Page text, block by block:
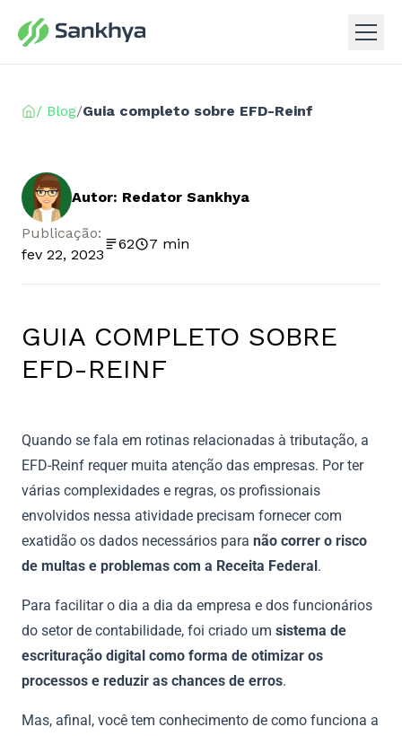
/ Blog/Guia completo sobre EFD-Reinf
Autor: Redator Sankhya
Publicação:
fev 22, 2023
62 7 min
GUIA COMPLETO SOBRE
EFD-REINF
Quando se fala em rotinas relacionadas à tributação, a
EFD-Reinf requer muita atenção das empresas. Por ter
várias complexidades e regras, os profissionais
envolvidos nessa atividade precisam fornecer com
exatidão os dados necessários para não correr o risco
de multas e problemas com a Receita Federal.
Para facilitar o dia a dia da empresa e dos funcionários
do setor de contabilidade, foi criado um sistema de
escrituração digital como forma de otimizar os
processos e reduzir as chances de erros.
Mas, afinal, você tem conhecimento de como funciona a